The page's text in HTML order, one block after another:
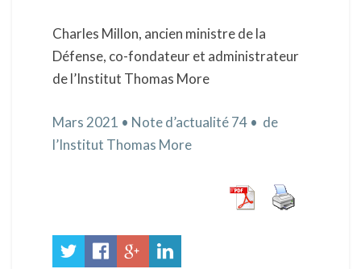
Charles Millon, ancien ministre de la
Défense, co-fondateur et administrateur
de l’Institut Thomas More
Mars 2021 • Note d’actualité 74 • de
l’Institut Thomas More